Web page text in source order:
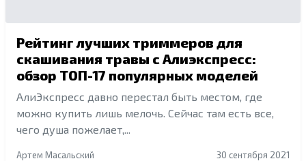
Рейтинг лучших триммеров для
скашивания травы с Алиэкспресс:
обзор ТОП-17 популярных моделей
АлиЭкспресс давно перестал быть местом, где
можно купить лишь мелочь. Сейчас там есть все,
чего душа пожелает,...
Артем Масальский 30 сентября 2021